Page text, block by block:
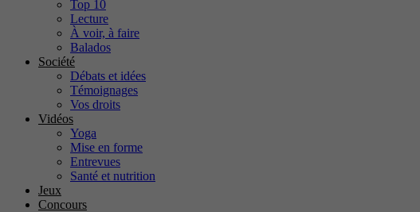
Top 10
Lecture
À voir, à faire
Balados
Société
Débats et idées
Témoignages
Vos droits
Vidéos
Yoga
Mise en forme
Entrevues
Santé et nutrition
Jeux
Concours